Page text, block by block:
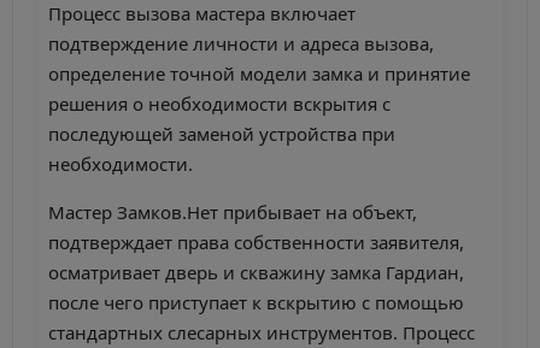
Процесс вызова мастера включает
подтверждение личности и адреса вызова,
определение точной модели замка и принятие
решения о необходимости вскрытия с
последующей заменой устройства при
необходимости.
Мастер Замков.Нет прибывает на объект,
подтверждает права собственности заявителя,
осматривает дверь и скважину замка Гардиан,
после чего приступает к вскрытию с помощью
стандартных слесарных инструментов. Процесс